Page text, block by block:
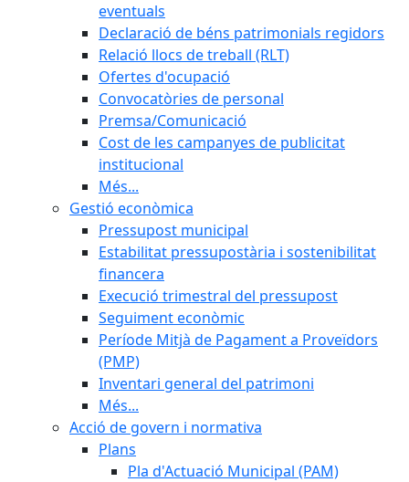
eventuals
Declaració de béns patrimonials regidors
Relació llocs de treball (RLT)
Ofertes d'ocupació
Convocatòries de personal
Premsa/Comunicació
Cost de les campanyes de publicitat
institucional
Més...
Gestió econòmica
Pressupost municipal
Estabilitat pressupostària i sostenibilitat
financera
Execució trimestral del pressupost
Seguiment econòmic
Període Mitjà de Pagament a Proveïdors
(PMP)
Inventari general del patrimoni
Més...
Acció de govern i normativa
Plans
Pla d'Actuació Municipal (PAM)